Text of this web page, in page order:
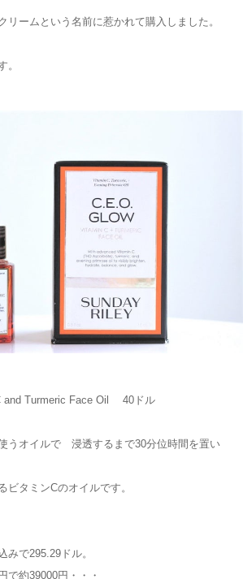
リームという名前に惹かれて購入しました。
。
and Turmeric Face Oil 40ドル
うオイルで 浸透するまで30分位時間を置い
ビタミンCのオイルです。
みで295.29ドル。
で約39000円・・・